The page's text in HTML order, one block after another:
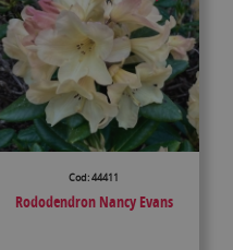
Cod: 44411
Rododendron Nancy Evans